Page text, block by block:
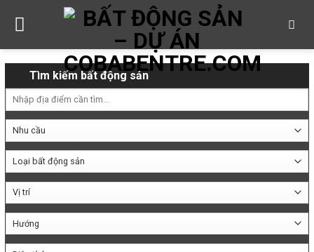
Tìm kiếm bất động sản